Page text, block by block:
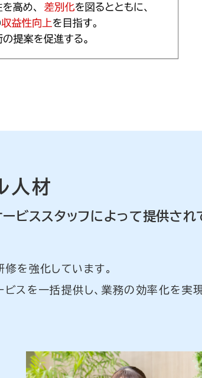
人材
ビススタッフによって提供され
を強化しています。
スを一括提供し、業務の効率化を実現